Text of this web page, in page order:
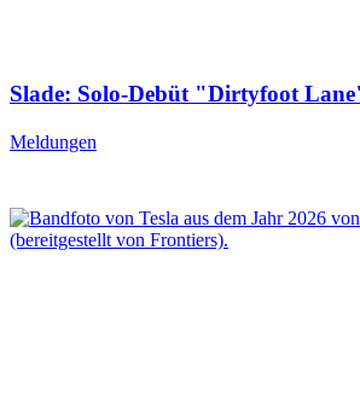
Slade: Solo-Debüt "Dirtyfoot
Meldungen